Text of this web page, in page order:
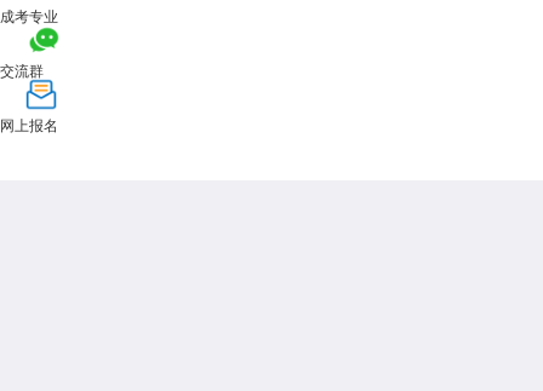
无论你是首次报考
点、紧跟政策节奏，才能顺利完成学业。天津师范大学成人高考教学点报
名已陆续启动，建议考生尽早咨询天津成考网，获取一手报考信息。
展开全文
成考专业
交流群
网上报名